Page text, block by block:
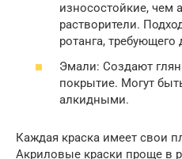
износостойкие, чем
растворители.
ротанга,
Эмали: Создают
покрытие. Могут
алкидными.
Каждая краска имеет свои
Акриловые краски проще в